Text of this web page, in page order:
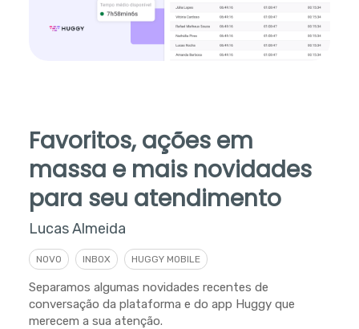
Favoritos, ações em
massa e mais novidades
para seu atendimento
Lucas Almeida
NOVO INBOX HUGGY MOBILE
Separamos algumas novidades recentes de
conversação da plataforma e do app Huggy que
merecem a sua atenção.